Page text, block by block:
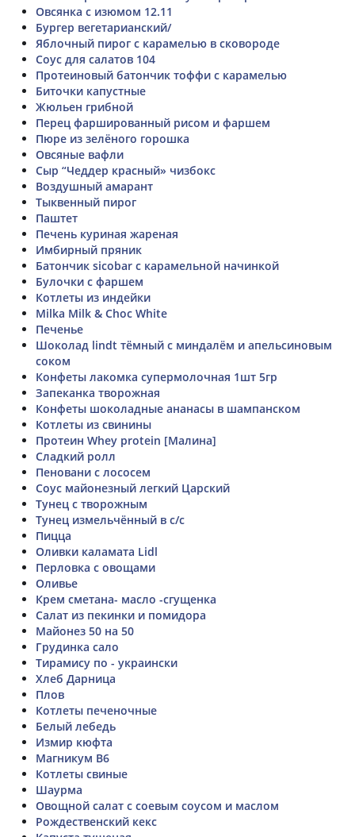
Овсянка с изюмом 12.11
Бургер вегетарианский/
Яблочный пирог с карамелью в сковороде
Соус для салатов 104
Протеиновый батончик тоффи с карамелью
Биточки капустные
Жюльен грибной
Перец фаршированный рисом и фаршем
Пюре из зелёного горошка
Овсяные вафли
Сыр “Чеддер красный» чизбокс
Воздушный амарант
Тыквенный пирог
Паштет
Печень куриная жареная
Имбирный пряник
Батончик sicobar с карамельной начинкой
Булочки с фаршем
Котлеты из индейки
Milka Milk & Choc White
Печенье
Шоколад lindt тёмный с миндалём и апельсиновым
соком
Конфеты лакомка супермолочная 1шт 5гр
Запеканка творожная
Конфеты шоколадные ананасы в шампанском
Котлеты из свинины
Протеин Whey protein [Малина]
Сладкий ролл
Пеновани с лососем
Соус майонезный легкий Царский
Тунец с творожным
Тунец измельчённый в с/с
Пицца
Оливки каламата Lidl
Перловка с овощами
Оливье
Крем сметана- масло -сгущенка
Салат из пекинки и помидора
Майонез 50 на 50
Грудинка сало
Тирамису по - украински
Хлеб Дарница
Плов
Котлеты печеночные
Белый лебедь
Измир кюфта
Магникум B6
Котлеты свиные
Шаурма
Овощной салат с соевым соусом и маслом
Рождественский кекс